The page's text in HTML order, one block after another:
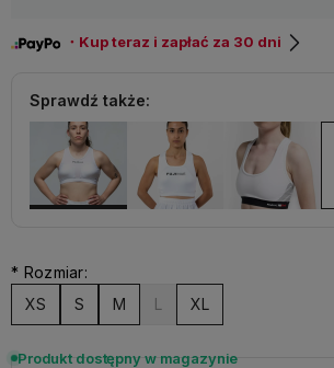
・Kup teraz i zapłać za 30 dni
Sprawdź także:
* Rozmiar:
XS
S M L XL
Produkt dostępny w magazynie